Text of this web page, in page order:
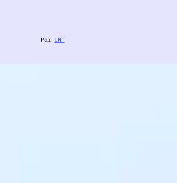
Par LNT